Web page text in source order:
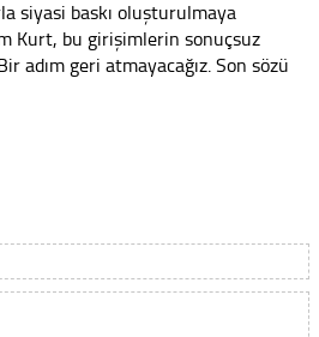
siyasi baskı oluşturulmaya
Kurt, bu girişimlerin sonuçsuz
adım geri atmayacağız. Son sözü